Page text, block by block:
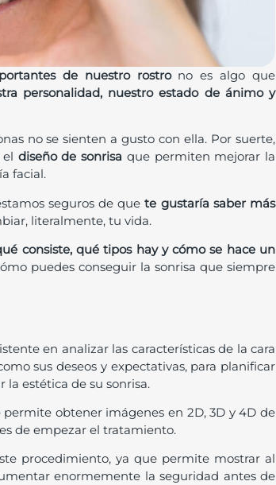
de nuestro rostrono es algo que
personalidad, nuestro estado de ánimo y
no se sienten a gusto con ella. Por suerte,
diseño de sonrisa que permiten mejorar la
facial.
seguros de quete gustaría saber más
literalmente, tu vida.
consiste, qué tipos hay y cómo se hace un
puedes conseguir la sonrisa que siempre
en analizar las características de la cara
sus deseos y expectativas, para planificar
la estética de su sonrisa.
obtener imágenes en 2D, 3D y 4D de
de empezar el tratamiento.
procedimiento, ya que permite mostrar al
enormemente la seguridad antes de